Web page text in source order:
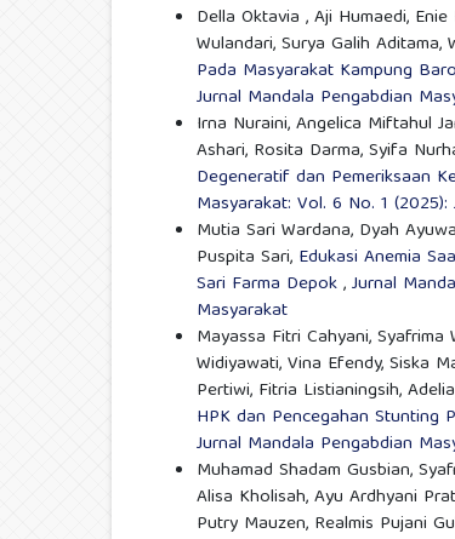
Della Oktavia , Aji Humaedi,
Wulandari, Surya Galih Aditama,
Pada Masyarakat Kampung
Jurnal Mandala Pengabdian
Irna Nuraini, Angelica Miftahul
Ashari, Rosita Darma, Syifa
Degeneratif dan Pemeriksaan
Masyarakat: Vol. 6 No. 1
Mutia Sari Wardana, Dyah
Puspita Sari, Edukasi Anemia
Sari Farma Depok,Jurnal
Masyarakat
Mayassa Fitri Cahyani,
Widiyawati, Vina Efendy, Siska
Pertiwi, Fitria Listianingsih,
HPK dan Pencegahan Stunting
Jurnal Mandala Pengabdian
Muhamad Shadam Gusbian,
Alisa Kholisah, Ayu Ardhyani
Putry Mauzen, Realmis Pujani